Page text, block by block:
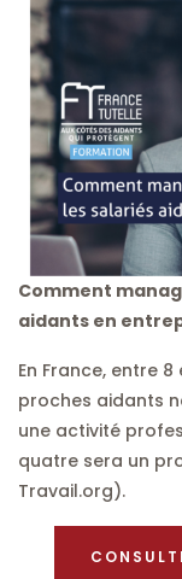
Comment
aidants en
En France, entre
proches aidants
une activité
quatre sera un
Travail.org).